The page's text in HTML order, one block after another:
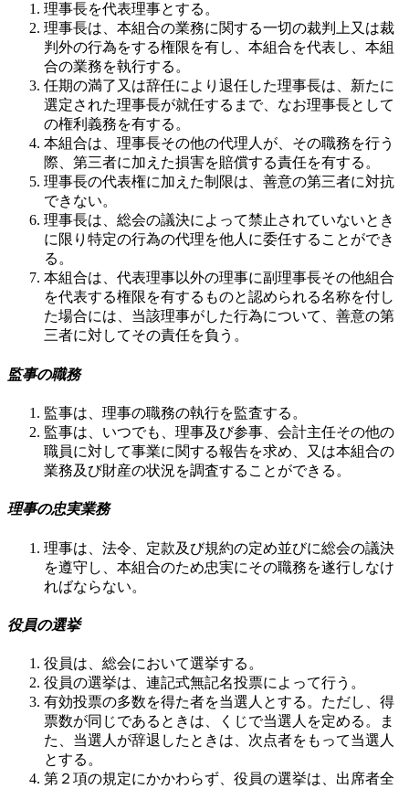
理事長を代表理事とする。
理事長は、本組合の業務に関する一切の裁判上又は裁
判外の行為をする権限を有し、本組合を代表し、本組
合の業務を執行する。
任期の満了又は辞任により退任した理事長は、新たに
選定された理事長が就任するまで、なお理事長として
の権利義務を有する。
本組合は、理事長その他の代理人が、その職務を行う
際、第三者に加えた損害を賠償する責任を有する。
理事長の代表権に加えた制限は、善意の第三者に対抗
できない。
理事長は、総会の議決によって禁止されていないとき
に限り特定の行為の代理を他人に委任することができ
る。
本組合は、代表理事以外の理事に副理事長その他組合
を代表する権限を有するものと認められる名称を付し
た場合には、当該理事がした行為について、善意の第
三者に対してその責任を負う。
監事の職務
監事は、理事の職務の執行を監査する。
監事は、いつでも、理事及び参事、会計主任その他の
職員に対して事業に関する報告を求め、又は本組合の
業務及び財産の状況を調査することができる。
理事の忠実業務
理事は、法令、定款及び規約の定め並びに総会の議決
を遵守し、本組合のため忠実にその職務を遂行しなけ
ればならない。
役員の選挙
役員は、総会において選挙する。
役員の選挙は、連記式無記名投票によって行う。
有効投票の多数を得た者を当選人とする。ただし、得
票数が同じであるときは、くじで当選人を定める。ま
た、当選人が辞退したときは、次点者をもって当選人
とする。
第２項の規定にかかわらず、役員の選挙は、出席者全